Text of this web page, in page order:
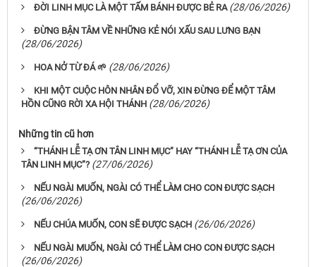
ĐỜI LINH MỤC LÀ MỘT TẤM BÁNH ĐƯỢC BẺ RA (28/06/2026)
ĐỪNG BẬN TÂM VỀ NHỮNG KẺ NÓI XẤU SAU LƯNG BẠN
(28/06/2026)
HOA NỞ TỪ ĐÁ 🌱 (28/06/2026)
KHI MỘT CUỘC HÔN NHÂN ĐỔ VỠ, XIN ĐỪNG ĐỂ MỘT TÂM
HỒN CŨNG RỜI XA HỘI THÁNH (28/06/2026)
Những tin cũ hơn
“THÁNH LỄ TẠ ƠN TÂN LINH MỤC” HAY “THÁNH LỄ TẠ ƠN CỦA
TÂN LINH MỤC”? (27/06/2026)
NẾU NGÀI MUỐN, NGÀI CÓ THỂ LÀM CHO CON ĐƯỢC SẠCH
(26/06/2026)
NẾU CHÚA MUỐN, CON SẼ ĐƯỢC SẠCH (26/06/2026)
NẾU NGÀI MUỐN, NGÀI CÓ THỂ LÀM CHO CON ĐƯỢC SẠCH
(26/06/2026)